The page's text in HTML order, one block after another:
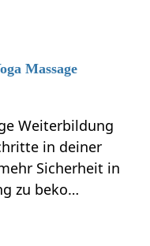
Massage
Weiterbildung
in deiner
Sicherheit in
zu beko…